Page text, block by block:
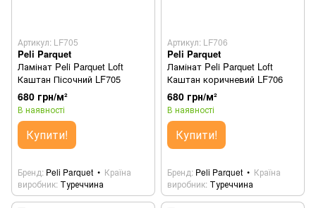
Артикул: LF705
Peli Parquet
Ламінат Peli Parquet Loft
Каштан Пісочний LF705
680 грн/м²
В наявності
Купити!
Бренд Peli Parquet
Країна
виробник Туреччина
Артикул: LF706
Peli Parquet
Ламінат Peli Parquet Loft
Каштан коричневий LF706
680 грн/м²
В наявності
Купити!
Бренд Peli Parquet
Країна
виробник Туреччина